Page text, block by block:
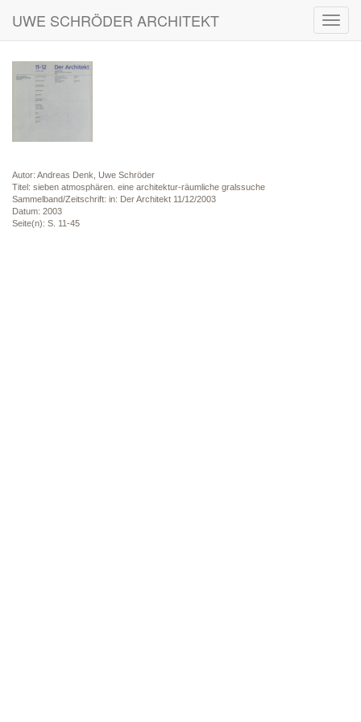
UWE SCHRÖDER ARCHITEKT
Autor: Andreas Denk, Uwe Schröder
Titel: sieben atmosphären. eine architektur-räumliche gralssuche
Sammelband/Zeitschrift: in: Der Architekt 11/12/2003
Datum: 2003
Seite(n): S. 11-45